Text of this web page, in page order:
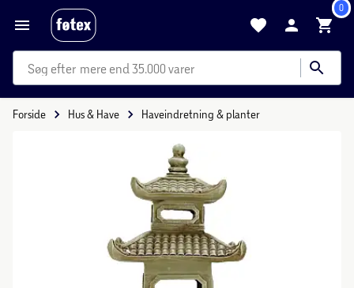
0
mere end 35.000 varer
Forside Hus & Have Haveindretning & planter